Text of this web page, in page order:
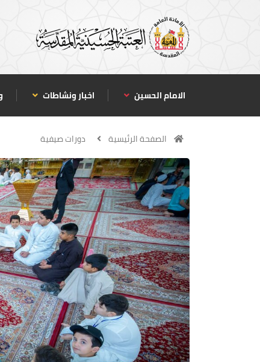
الامام الحسين اخبار ونشاطات
الصفحة الرئيسية دورات صيفية